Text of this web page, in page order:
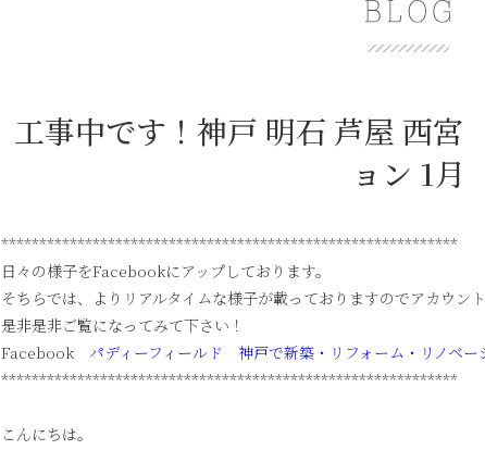
工事中です！神戸 明石 芦屋 西
ョン 1月
************************************************************
日々の様子をFacebookにアップしております。
そちらでは、よりリアルタイムな様子が載っておりますのでアカウン
是非是非ご覧になってみて下さい！
Facebook パディーフィールド 神戸で新築・リフォーム・リノベー
************************************************************
こんにちは。